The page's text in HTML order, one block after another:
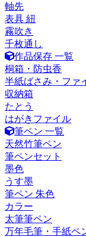
軸先
表具 紐
霧吹き
千枚通し
作品保存 一覧
桐箱・防虫香
半紙ばさみ・ファ
収納箱
たとう
はがきファイル
筆ペン 一覧
天然竹筆ペン
筆ペンセット
墨色
うす墨
筆ペン 朱色
カラー
太筆筆ペン
万年毛筆・手紙ペ